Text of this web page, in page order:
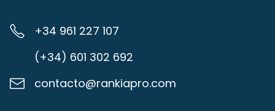
+34 961 227 107
(+34) 601 302 692
contacto@rankiapro.com